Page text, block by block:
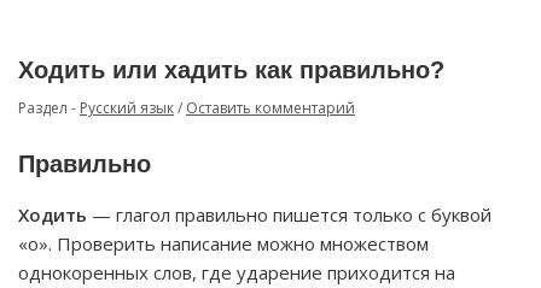
Ходить или хадить как правильно?
Раздел - Русский язык/ Оставить комментарий
Правильно
Ходить — глагол правильно пишется только с буквой
«о». Проверить написание можно множеством
однокоренных слов, где ударение приходится на